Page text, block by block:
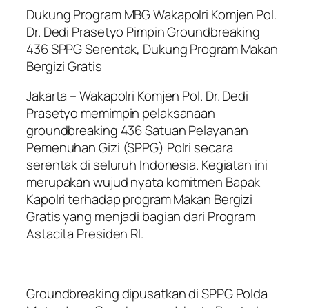
Dukung Program MBG Wakapolri Komjen Pol.
Dr. Dedi Prasetyo Pimpin Groundbreaking
436 SPPG Serentak, Dukung Program Makan
Bergizi Gratis
Jakarta – Wakapolri Komjen Pol. Dr. Dedi
Prasetyo memimpin pelaksanaan
groundbreaking 436 Satuan Pelayanan
Pemenuhan Gizi (SPPG) Polri secara
serentak di seluruh Indonesia. Kegiatan ini
merupakan wujud nyata komitmen Bapak
Kapolri terhadap program Makan Bergizi
Gratis yang menjadi bagian dari Program
Astacita Presiden RI.
Groundbreaking dipusatkan di SPPG Polda